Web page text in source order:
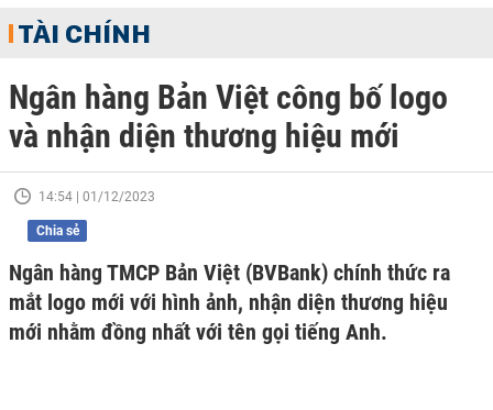
TÀI CHÍNH
Ngân hàng Bản Việt công bố logo
và nhận diện thương hiệu mới
14:54 | 01/12/2023
Chia sẻ
Ngân hàng TMCP Bản Việt (BVBank) chính thức ra
mắt logo mới với hình ảnh, nhận diện thương hiệu
mới nhằm đồng nhất với tên gọi tiếng Anh.